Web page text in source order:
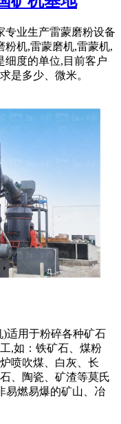
专业生产雷蒙磨粉设备
粉机,雷蒙磨机,雷蒙机,
细度的单位,目前客户
是多少、微米。
适用于粉碎各种矿石
,如：铁矿石、煤粉
喷吹煤、白灰、长
、陶瓷、矿渣等莫氏
易燃易爆的矿山、冶